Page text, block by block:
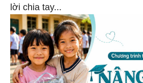
lời chia tay...